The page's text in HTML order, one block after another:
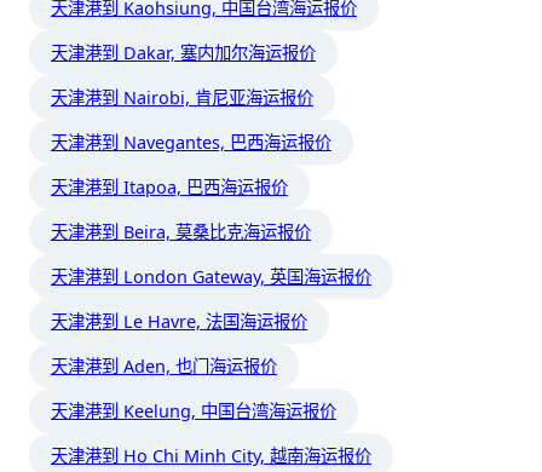
天津港到 Kaohsiung, 中国台湾海运报价
天津港到 Dakar, 塞内加尔海运报价
天津港到 Nairobi, 肯尼亚海运报价
天津港到 Navegantes, 巴西海运报价
天津港到 Itapoa, 巴西海运报价
天津港到 Beira, 莫桑比克海运报价
天津港到 London Gateway, 英国海运报价
天津港到 Le Havre, 法国海运报价
天津港到 Aden, 也门海运报价
天津港到 Keelung, 中国台湾海运报价
天津港到 Ho Chi Minh City, 越南海运报价